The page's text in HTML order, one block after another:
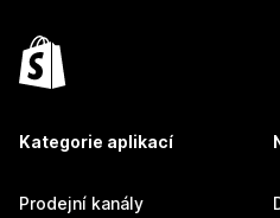
Kategorie aplikací
Prodejní kanály